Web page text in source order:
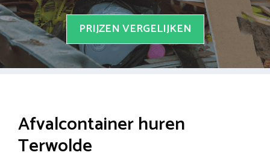
PRIJZEN VERGELIJKEN
Afvalcontainer huren
Terwolde